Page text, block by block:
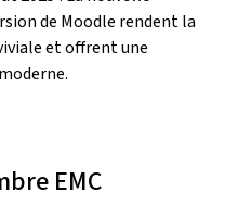
de Moodle rendent la
et offrent une
EMC